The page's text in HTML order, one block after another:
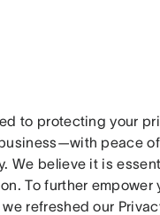
to protecting your
peace
We believe it is
To further empower
refreshed our